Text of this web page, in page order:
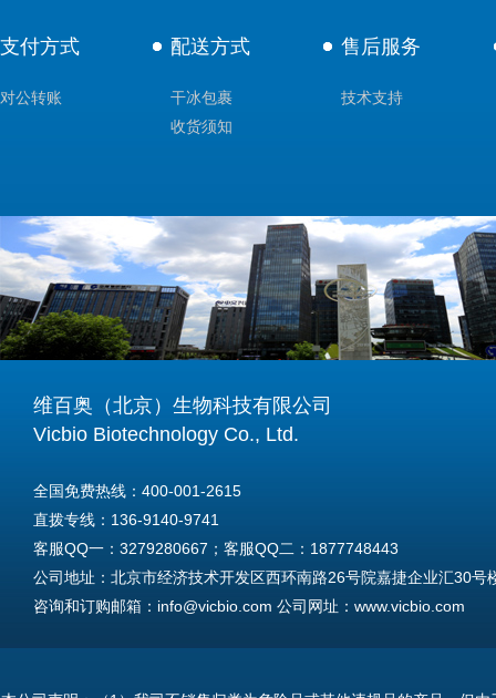
支付方式
对公转账
配送方式
干冰包裹
收货须知
售后服务
技术支持
维百奥（北京）生物科技有限公司
Vicbio Biotechnology Co., Ltd.
全国免费热线：400-001-2615
直拨专线：136-9140-9741
客服QQ一：3279280667；客服QQ二：1877748443
公司地址：北京市经济技术开发区西环南路26号院嘉捷企业汇30号
咨询和订购邮箱：info@vicbio.com 公司网址：www.vicbio.com
Tel: +86-13691409741